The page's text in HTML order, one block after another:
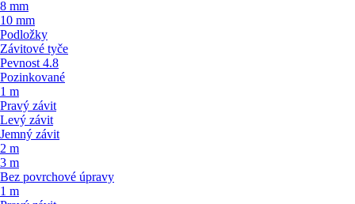
8 mm
10 mm
Podložky
Závitové tyče
Pevnost 4.8
Pozinkované
1 m
Pravý závit
Levý závit
Jemný závit
2 m
3 m
Bez povrchové úpravy
1 m